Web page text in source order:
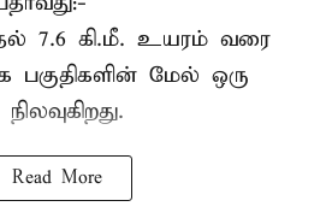
7.6 கி.மீ. உயரம் வரை
மேல் ஒரு
Read More